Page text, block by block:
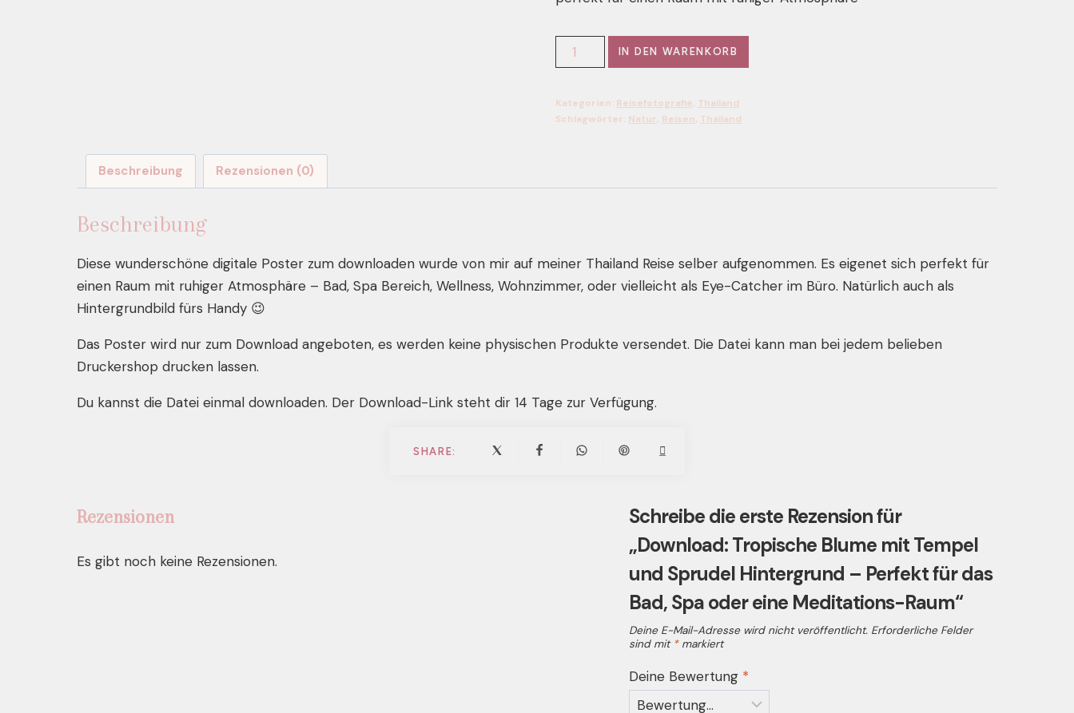
Download:
Tropische
mit
für
das
Spa
Meditations-
Menge
IN DEN WARENKORB
Kategorien: Reisefotografie, Thailand
Schlagwörter: Natur, Reisen, Thailand
Beschreibung Rezensionen (0)
Beschreibung
Diese wunderschöne digitale Poster zum downloaden wurde von mir auf meiner Thailand Reise selber aufgenommen. Es eigenet sich perfekt für
einen Raum mit ruhiger Atmosphäre – Bad, Spa Bereich, Wellness, Wohnzimmer, oder vielleicht als Eye-Catcher im Büro. Natürlich auch als
Hintergrundbild fürs Handy 😉
Das Poster wird nur zum Download angeboten, es werden keine physischen Produkte versendet. Die Datei kann man bei jedem belieben
Druckershop drucken lassen.
Du kannst die Datei einmal downloaden. Der Download-Link steht dir 14 Tage zur Verfügung.
SHARE:
Rezensionen
Es gibt noch keine Rezensionen.
Schreibe die erste Rezension für
„Download: Tropische Blume mit Tempel
und Sprudel Hintergrund – Perfekt für das
Bad, Spa oder eine Meditations-Raum“
Deine E-Mail-Adresse wird nicht veröffentlicht. Erforderliche Felder
sind mit *markiert
Deine Bewertung *